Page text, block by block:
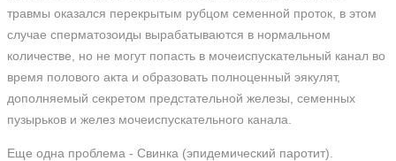
травмы оказался перекрытым рубцом семенной проток, в этом
случае сперматозоиды вырабатываются в нормальном
количестве, но не могут попасть в мочеиспускательный канал во
время полового акта и образовать полноценный эякулят,
дополняемый секретом предстательной железы, семенных
пузырьков и желез мочеиспускательного канала.
Еще одна проблема - Свинка (эпидемический паротит).